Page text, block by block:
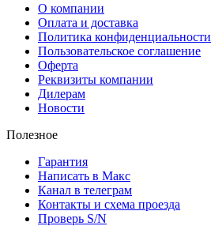
О компании
Оплата и доставка
Политика конфиденциальности
Пользовательское соглашение
Оферта
Реквизиты компании
Дилерам
Новости
Полезное
Гарантия
Написать в Макс
Канал в телеграм
Контакты и схема проезда
Проверь S/N